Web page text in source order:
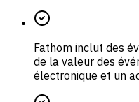
Fathom inclut des
de la valeur des
électronique et un